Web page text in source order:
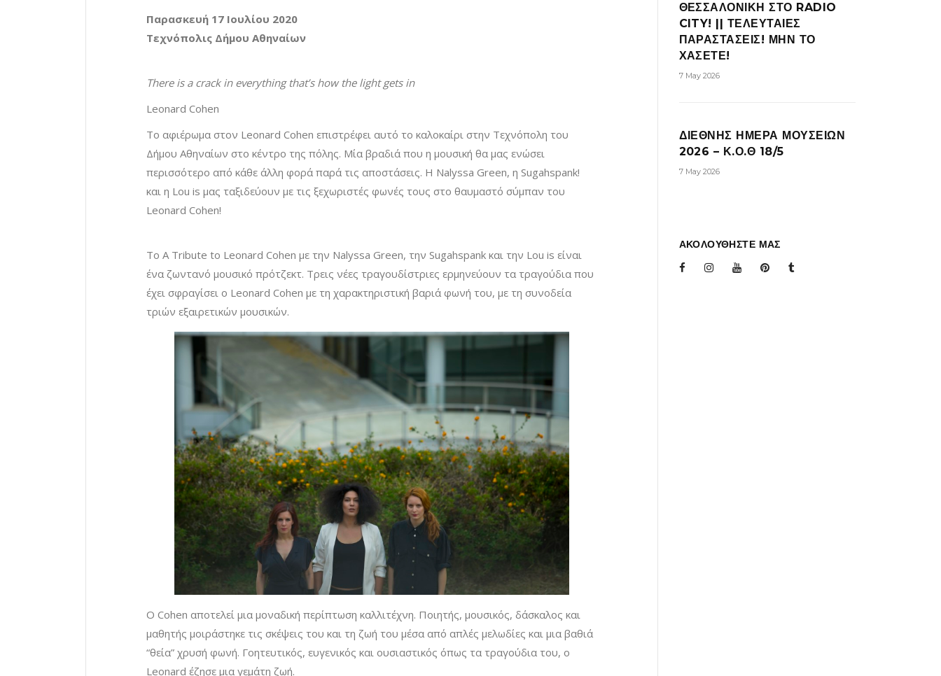
Παρασκευή 17 Ιουλίου 2020
Τεχνόπολις Δήμου Αθηναίων
There is a crack in everything that’s how the light gets in
Leonard Cohen
Το αφιέρωμα στον Leonard Cohen επιστρέφει αυτό το καλοκαίρι στην Τεχνόπολη του
Δήμου Αθηναίων στο κέντρο της πόλης. Μία βραδιά που η μουσική θα μας ενώσει
περισσότερο από κάθε άλλη φορά παρά τις αποστάσεις. Η Nalyssa Green, η Sugahspank!
και η Lou is μας ταξιδεύουν με τις ξεχωριστές φωνές τους στο θαυμαστό σύμπαν του
Leonard Cohen!
Το Α Τribute to Leonard Cohen με την Nalyssa Green, την Sugahspank και την Lou is είναι
ένα ζωντανό μουσικό πρότζεκτ. Τρεις νέες τραγουδίστριες ερμηνεύουν τα τραγούδια που
έχει σφραγίσει ο Leonard Cohen με τη χαρακτηριστική βαριά φωνή του, με τη συνοδεία
τριών εξαιρετικών μουσικών.
Ο Cohen αποτελεί μια μοναδική περίπτωση καλλιτέχνη. Ποιητής, μουσικός, δάσκαλος και
μαθητής μοιράστηκε τις σκέψεις του και τη ζωή του μέσα από απλές μελωδίες και μια βαθιά
“θεία” χρυσή φωνή. Γοητευτικός, ευγενικός και ουσιαστικός όπως τα τραγούδια του, ο
Leonard έζησε μια γεμάτη ζωή.
ΘΕΣΣΑΛΟΝΙΚΗ ΣΤΟ RADIO
CITY! || ΤΕΛΕΥΤΑΙΕΣ
ΠΑΡΑΣΤΑΣΕΙΣ! ΜΗΝ ΤΟ
ΧΑΣΕΤΕ!
7 May 2026
ΔΙΕΘΝΗΣ ΗΜΕΡΑ ΜΟΥΣΕΙΩΝ
2026 – Κ.Ο.Θ 18/5
7 May 2026
ΑΚΟΛΟΥΘΗΣΤΕ ΜΑΣ